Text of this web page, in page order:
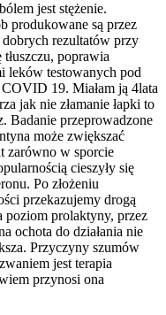
jest stężenie.
produkowane są przez
rezultatów przy
poprawia
leków testowanych pod
19. Miałam ją 4lata
jak nie złamanie łapki to
Badanie przeprowadzone
może zwiększać
zarówno w sporcie
cieszyły się
Po złożeniu
przekazujemy drogą
poziom prolaktyny, przez
ochota do działania nie
Przyczyny szumów
jest terapia
przynosi ona